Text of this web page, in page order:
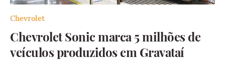
Chevrolet
Chevrolet Sonic marca 5 milhões de
veículos produzidos em Gravataí